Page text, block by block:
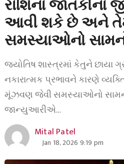
રાશિના જાતકોના
આવી શકે છે અને
સમસ્યાઓનો
જ્યોતિષ શાસ્ત્રમાં કેતુને છાયા
નકારાત્મક પ્રભાવને કારણે
મૂંઝવણ જેવી સમસ્યાઓનો
જાન્યુઆરીએ…
Mital Patel
Jan 18, 2026 9:19 pm